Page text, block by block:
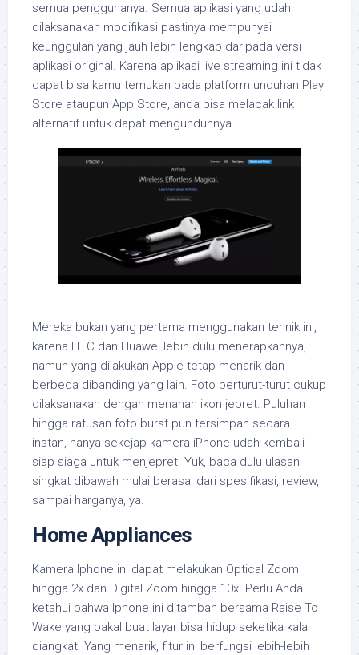
semua penggunanya. Semua aplikasi yang udah
dilaksanakan modifikasi pastinya mempunyai
keunggulan yang jauh lebih lengkap daripada versi
aplikasi original. Karena aplikasi live streaming ini tidak
dapat bisa kamu temukan pada platform unduhan Play
Store ataupun App Store, anda bisa melacak link
alternatif untuk dapat mengunduhnya.
Mereka bukan yang pertama menggunakan tehnik ini,
karena HTC dan Huawei lebih dulu menerapkannya,
namun yang dilakukan Apple tetap menarik dan
berbeda dibanding yang lain. Foto berturut-turut cukup
dilaksanakan dengan menahan ikon jepret. Puluhan
hingga ratusan foto burst pun tersimpan secara
instan, hanya sekejap kamera iPhone udah kembali
siap siaga untuk menjepret. Yuk, baca dulu ulasan
singkat dibawah mulai berasal dari spesifikasi, review,
sampai harganya, ya.
Home Appliances
Kamera Iphone ini dapat melakukan Optical Zoom
hingga 2x dan Digital Zoom hingga 10x. Perlu Anda
ketahui bahwa Iphone ini ditambah bersama Raise To
Wake yang bakal buat layar bisa hidup seketika kala
diangkat. Yang menarik, fitur ini berfungsi lebih-lebih